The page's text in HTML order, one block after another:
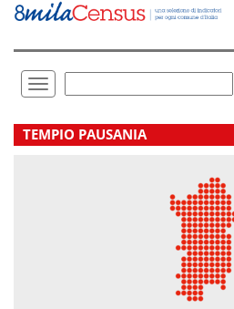
Vai
direttamente
Toggle
navigation
.
TEMPIO PAUSANIA